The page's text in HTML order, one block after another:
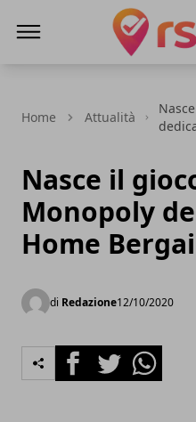
Home Attualità
Nasce il
Monopoly
Home
di Redazione12/10/2020
FacebookTwitterWhatsapp